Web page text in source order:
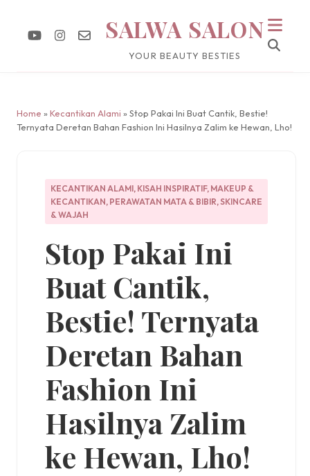
SALWA SALON
YOUR BEAUTY BESTIES
Home » Kecantikan Alami » Stop Pakai Ini Buat Cantik, Bestie!
Ternyata Deretan Bahan Fashion Ini Hasilnya Zalim ke Hewan, Lho!
KECANTIKAN ALAMI, KISAH INSPIRATIF, MAKEUP &
KECANTIKAN, PERAWATAN MATA & BIBIR, SKINCARE
& WAJAH
Stop Pakai Ini
Buat Cantik,
Bestie! Ternyata
Deretan Bahan
Fashion Ini
Hasilnya Zalim
ke Hewan, Lho!